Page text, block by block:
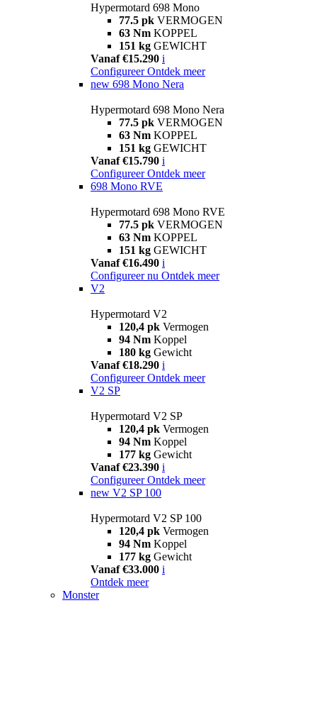
Hypermotard 698 Mono
77.5 pk VERMOGEN
63 Nm KOPPEL
151 kg GEWICHT
Vanaf €15.290 i
Configureer Ontdek meer
new 698 Mono Nera
Hypermotard 698 Mono Nera
77.5 pk VERMOGEN
63 Nm KOPPEL
151 kg GEWICHT
Vanaf €15.790 i
Configureer Ontdek meer
698 Mono RVE
Hypermotard 698 Mono RVE
77.5 pk VERMOGEN
63 Nm KOPPEL
151 kg GEWICHT
Vanaf €16.490 i
Configureer nu Ontdek meer
V2
Hypermotard V2
120,4 pk Vermogen
94 Nm Koppel
180 kg Gewicht
Vanaf €18.290 i
Configureer Ontdek meer
V2 SP
Hypermotard V2 SP
120,4 pk Vermogen
94 Nm Koppel
177 kg Gewicht
Vanaf €23.390 i
Configureer Ontdek meer
new V2 SP 100
Hypermotard V2 SP 100
120,4 pk Vermogen
94 Nm Koppel
177 kg Gewicht
Vanaf €33.000 i
Ontdek meer
Monster